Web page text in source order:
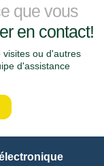
que vous
en contact!
visites ou d'autres
d'assistance